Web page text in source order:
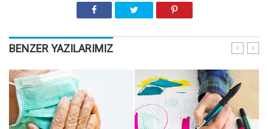
BENZER YAZILARIMIZ